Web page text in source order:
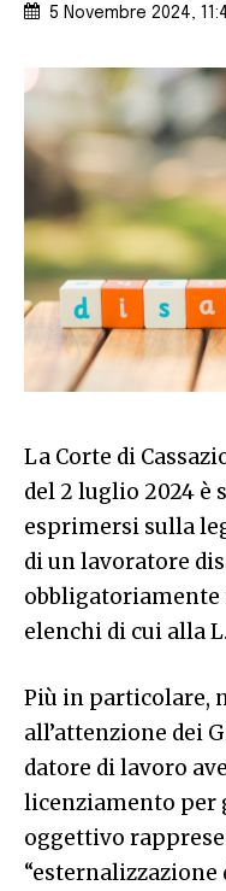
5 Novembre 2024,
La Corte di
del 2 luglio 2024 è
esprimersi sulla
di un lavoratore
elenchi di cui alla
Più in particolare,
all’attenzione dei
datore di lavoro
licenziamento per
oggettivo
“esternalizzazione